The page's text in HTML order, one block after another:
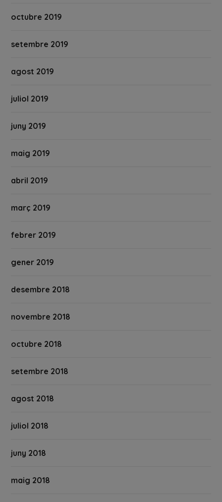
octubre 2019
setembre 2019
agost 2019
juliol 2019
juny 2019
maig 2019
abril 2019
març 2019
febrer 2019
gener 2019
desembre 2018
novembre 2018
octubre 2018
setembre 2018
agost 2018
juliol 2018
juny 2018
maig 2018